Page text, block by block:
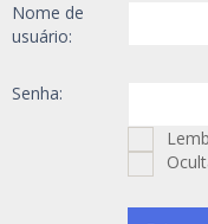
Nome de
usuário:
Senha: